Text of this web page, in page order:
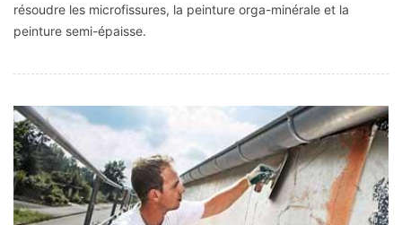
résoudre les microfissures, la peinture orga-minérale et la
peinture semi-épaisse.